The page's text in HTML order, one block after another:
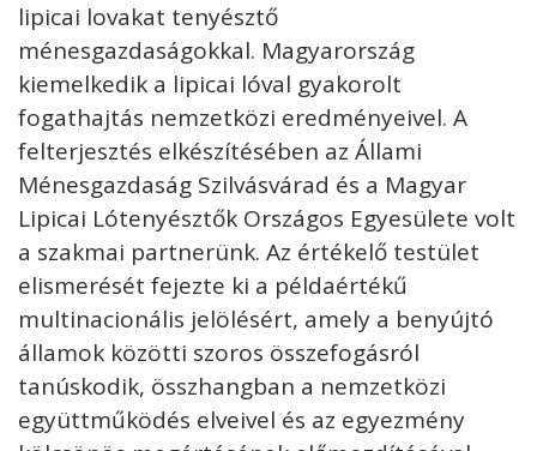
lipicai lovakat tenyésztő
ménesgazdaságokkal. Magyarország
kiemelkedik a lipicai lóval gyakorolt
fogathajtás nemzetközi eredményeivel. A
felterjesztés elkészítésében az Állami
Ménesgazdaság Szilvásvárad és a Magyar
Lipicai Lótenyésztők Országos Egyesülete volt
a szakmai partnerünk. Az értékelő testület
elismerését fejezte ki a példaértékű
multinacionális jelölésért, amely a benyújtó
államok közötti szoros összefogásról
tanúskodik, összhangban a nemzetközi
együttműködés elveivel és az egyezmény